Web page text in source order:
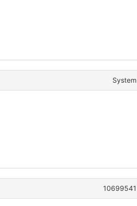
System
10699541